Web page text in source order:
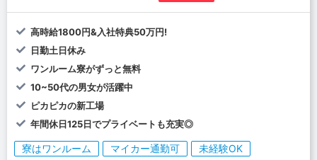
高時給1800円&入社特典50万円!
日勤土日休み
ワンルーム寮がずっと無料
10~50代の男女が活躍中
ピカピカの新工場
年間休日125日でプライベートも充実◎
寮はワンルーム マイカー通勤可
未経験OK